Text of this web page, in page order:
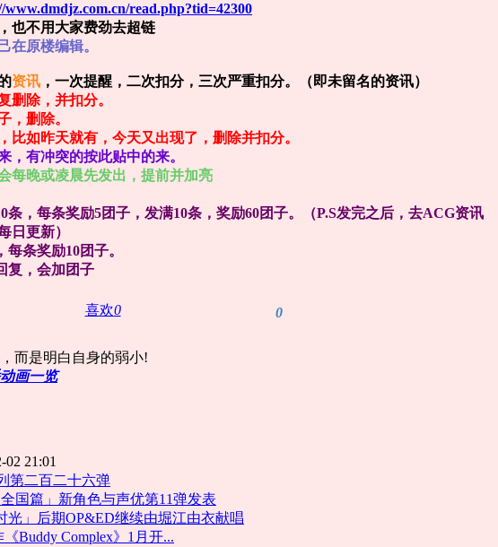
www.dmdjz.com.cn/read.php?tid=42300
也不用大家费劲去超链
在原楼编辑。
资讯 ，一次提醒，二次扣分，三次严重扣分。（即未留名的资讯）
删除，并扣分。
，删除。
比如昨天就有，今天又出现了，删除并扣分。
，有冲突的按此贴中的来。
每晚或凌晨先发出，提前并加亮
条，每条奖励5团子，发满10条，奖励60团子。（P.S发完之后，去ACG资讯
日更新）
每条奖励10团子。
复，会加团子
喜欢0 0
而是明白自身的弱小!
画一览
21:01
第二百二十六弹
全国篇」新角色与声优第11弹发表
光」后期OP&ED继续由堀江由衣献唱
Buddy Complex》1月开...